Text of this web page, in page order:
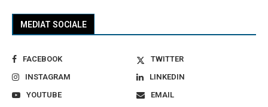
MEDIAT SOCIALE
FACEBOOK
TWITTER
INSTAGRAM
LINKEDIN
YOUTUBE
EMAIL